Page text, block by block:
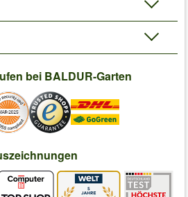
bei BALDUR-Garten